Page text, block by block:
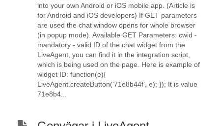
into your own Android or iOS mobile app. (Article is
for Android and iOS developers) If GET parameters
are used the chat window opens for whole browser
(in popup mode). Available GET Parameters: cwid -
mandatory - valid ID of the chat widget from the
LiveAgent, you can find it in the integration script,
which is being used on the page. Here is example of
widget ID: function(e){
LiveAgent.createButton('71e8b44f', e); }); It is value
71e8b4...